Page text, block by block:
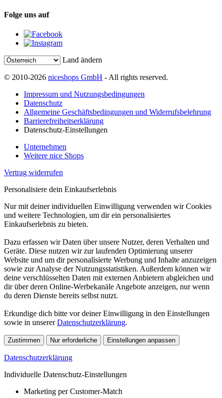
Folge uns auf
Land ändern
© 2010-2026 niceshops GmbH - All rights reserved.
Impressum und Nutzungsbedingungen
Datenschutz
Allgemeine Geschäftsbedingungen und Widerrufsbelehrung
Barrierefreiheitserklärung
Datenschutz-Einstellungen
Unternehmen
Weitere nice Shops
Vertrag widerrufen
Personalisiere dein Einkaufserlebnis
Nur mit deiner individuellen Einwilligung verwenden wir Cookies
und weitere Technologien, um dir ein personalisiertes
Einkaufserlebnis zu bieten.
Dazu erfassen wir Daten über unsere Nutzer, deren Verhalten und
Geräte. Diese nutzen wir zur laufenden Optimierung unserer
Website und um dir personalisierte Werbung und Inhalte anzuzeigen
sowie zur Analyse der Nutzungsstatistiken. Außerdem können wir
deine verschlüsselten Daten mit externen Anbietern abgleichen und
dir über deren Online-Werbekanäle Angebote anzeigen, nur wenn
du deren Dienste bereits selbst nutzt.
Erkundige dich bitte vor deiner Einwilligung in den Einstellungen
sowie in unsererDatenschutzerklärung.
Zustimmen Nur erforderliche Einstellungen anpassen
Datenschutzerklärung
Individuelle Datenschutz-Einstellungen
Marketing per Customer-Match